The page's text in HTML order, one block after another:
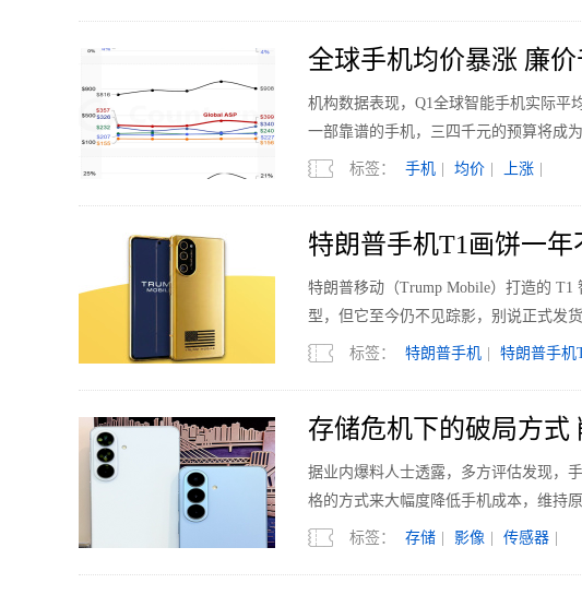
全球手机均价暴涨 廉
机构数据表现，Q1全球智能手机实际平
一部靠谱的手机，三四千元的预算将成为
标签： 手机 均价 上涨
特朗普手机T1画饼一
特朗普移动（Trump Mobile）打造的
型，但它至今仍不见踪影，别说正式发
标签： 特朗普手机 特朗普手机
存储危机下的破局方式
据业内爆料人士透露，多方评估发现，
格的方式来大幅度降低手机成本，维持原
标签： 存储 影像 传感器